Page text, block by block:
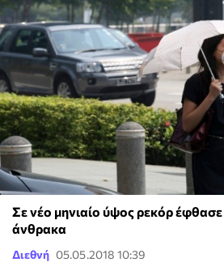
Σε νέο μηνιαίο ύψος ρεκόρ έφθασε
άνθρακα
Διεθνή 05.05.2018 10:39